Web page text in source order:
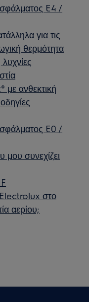
σφάλματος E4 /
για τις
θερμότητα
ανθεκτική
σφάλματος E0 /
μου συνεχίζει
στο
αερίου;